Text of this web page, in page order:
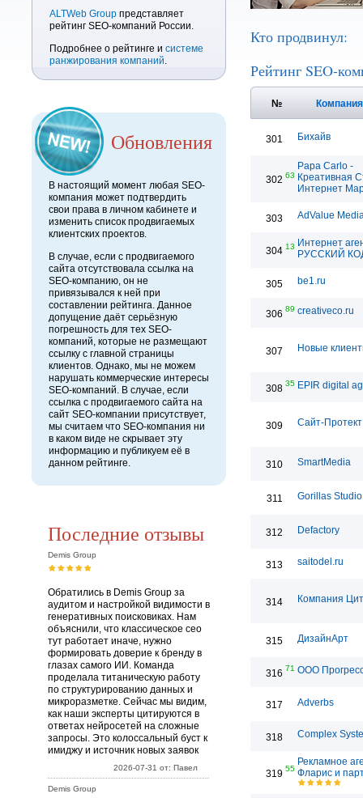
ALTWeb Group представляет
рейтинг SEO-компаний России.
Подробнее о рейтинге и системе
ранжирования компаний.
Обновления
В настоящий момент любая SEO-
компания может подтвердить
свои права в личном кабинете и
изменить список продвигаемых
клиентских проектов.
В случае, если с продвигаемого
сайта отсутствовала ссылка на
SEO-компанию, он не
привязывался к ней при
составлении рейтинга. Данное
допущение даёт серьёзную
погрешность для тех SEO-
компаний, которые не размещают
ссылку с главной страницы
клиентов. Однако, мы не можем
нарушать коммерческие интересы
SEO-компаний. В случае, если
ссылка с продвигаемого сайта на
сайт SEO-компании присутствует,
мы считаем что SEO-компания ни
в каком виде не скрывает эту
информацию и публикуем её в
данном рейтинге.
Последние отзывы
Demis Group
Обратились в Demis Group за
аудитом и настройкой видимости в
генеративных поисковиках. Нам
объяснили, что классическое сео
тут работает иначе, нужно
формировать доверие к бренду в
глазах самого ИИ. Команда
проделала титаническую работу
по структурированию данных и
микроразметке. Сейчас мы видим,
как наши эксперты цитируются в
ответах нейросетей на сложные
запросы. Это колоссальный буст к
имиджу и источник новых заявок
2026-07-31 от: Павел
Demis Group
Кто продвинул:
Рейтинг SEO-
№
301 Бихайв
302 63
Papa Carlo -
Креативная
Интернет
303 AdValue
304 13 Интернет
РУССКИЙ
305 be1.ru
306 89 creativeco.ru
307 Новые
308 35 EPIR digital
309 Сайт-Протект
310 SmartMedia
311 Gorillas Studio
312 Defactory
313 saitodel.ru
314 Компания
315 ДизайнАрт
316 71 ООО
317 Adverbs
318 Complex
319 55
Рекламное
Фларис и